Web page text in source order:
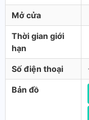
Mở cửa
Thời gian giới
hạn
Số điện thoại
Bản đồ